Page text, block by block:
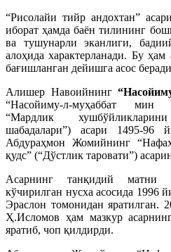
“Рисолайи тийр андохтан”
иборат ҳамда баён тилининг
ва тушунарли эканлиги,
алоҳида характерланади. Бу
бағишланган дейишга асос
Алишер Навоийнинг
“Насойиму-л-муҳаббат мин
“Мардлик
шабадалари”) асари 1495-96
Абдураҳмон Жомийнинг
қудс” (“Дўстлик таровати”)
Асарнинг танқидий матни
кўчирилган нусха асосида 1996
Эраслон томонидан яратилган.
Ҳ.Исломов ҳам мазкур
яратиб, чоп қилдирди.